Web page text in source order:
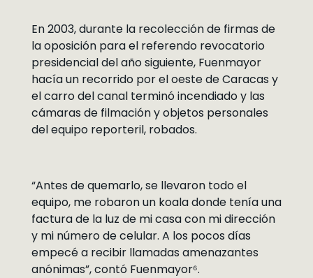
En 2003, durante la recolección de firmas de
la oposición para el referendo revocatorio
presidencial del año siguiente, Fuenmayor
hacía un recorrido por el oeste de Caracas y
el carro del canal terminó incendiado y las
cámaras de filmación y objetos personales
del equipo reporteril, robados.
“Antes de quemarlo, se llevaron todo el
equipo, me robaron un koala donde tenía una
factura de la luz de mi casa con mi dirección
y mi número de celular. A los pocos días
empecé a recibir llamadas amenazantes
anónimas”, contó Fuenmayor⁶.